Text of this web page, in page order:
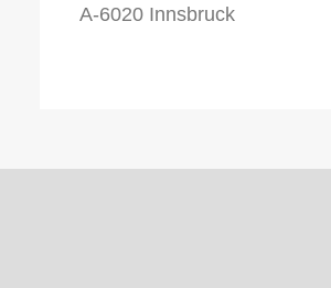
A-6020 Innsbruck